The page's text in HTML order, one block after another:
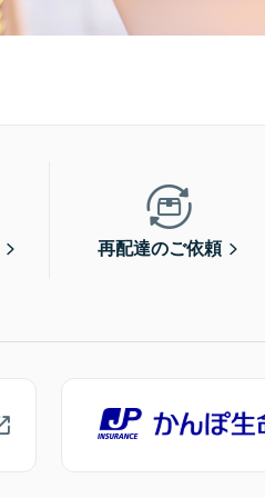
再配達のご依頼